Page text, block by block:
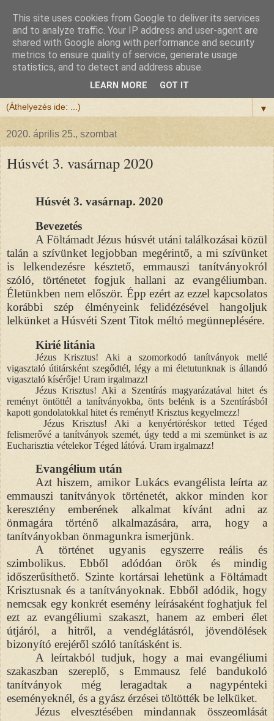
Félix atya
Szeretettel köszöntöm a honlapomra ellátogatót.
▼
2020. április 25., szombat
Húsvét 3. vasárnap 2020
Húsvét 3. vasárnap. 2020
Bevezetés
A Föltámadt Jézus húsvét utáni találkozásai közül
talán a szívünket legjobban megérintő, a mi szívünket
is lelkendezésre késztető, emmauszi tanítványokról
szóló, történetet fogjuk hallani az evangéliumban.
Életünkben nem először. Épp ezért az ezzel kapcsolatos
korábbi szép élményeink felidézésével hangoljuk
lelkünket a Húsvéti Szent Titok méltó megünneplésére.
Kirié litánia
Jézus Krisztus! Aki a szomorkodó tanítványok mellé
vigasztaló útitársként szegődtél, légy a mi életutunknak is állandó
vigasztaló kísérője! Uram irgalmazz!
Jézus Krisztus! Aki a Szentírás magyarázatával hitet és
reményt öntöttél a tanítványokba, önts belénk is a Szentírásból
kapott gondolatokkal hitet és reményt! Krisztus kegyelmezz!
Jézus Krisztus! Aki a kenyértöréskor tetted Téged
felismerővé a tanítványok szemét, úgy tedd a mi szemünket is az
Eucharisztia vételekor Téged látóvá. Uram irgalmazz!
Evangélium után
Azt hiszem, amikor Lukács evangélista leírta az
emmauszi tanítványok történetét, akkor minden kor
keresztény emberének alkalmat kívánt adni az
önmagára történő alkalmazására, arra, hogy a
tanítványokban önmagunkra ismerjünk.
A történet ugyanis egyszerre reális és
szimbolikus. Ebből adódóan örök és mindig
időszerűsíthető. Szinte kortársai lehetünk a Föltámadt
Krisztusnak és a tanítványoknak. Ebből adódik, hogy
nemcsak egy konkrét esemény leírásaként foghatjuk fel
ezt az evangéliumi szakaszt, hanem az emberi élet
útjáról, a hitről, a vendéglátásról, jövendölések
bizonyító erejéről szóló tanításként is.
A leírtakból tudjuk, hogy a mai evangéliumi
szakaszban szereplő, s Emmausz felé bandukoló
tanítványok még leragadtak a nagypénteki
eseményeknél, és a gyász érzései töltötték be lelküket.
Jézus elvesztésében mindannak összeomlását
This site uses cookies from Google to deliver its services
and to analyze traffic. Your IP address and user-agent are
shared with Google along with performance and security
metrics to ensure quality of service, generate usage
statistics, and to detect and address abuse.
LEARN MORE GOT IT